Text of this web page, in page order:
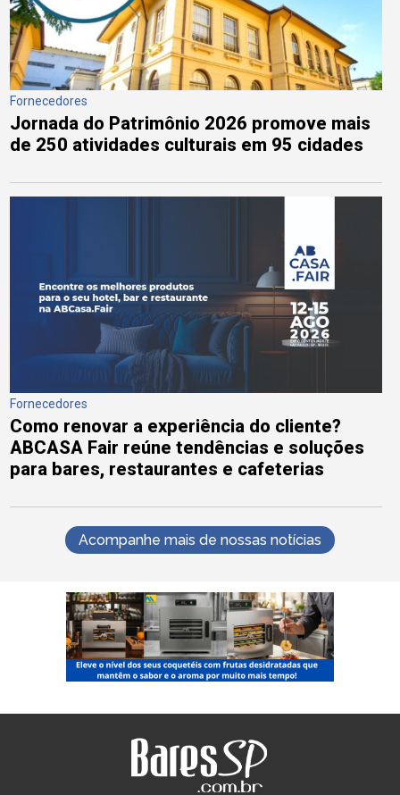
Fornecedores
Jornada do Patrimônio 2026 promove mais
de 250 atividades culturais em 95 cidades
Fornecedores
Como renovar a experiência do cliente?
ABCASA Fair reúne tendências e soluções
para bares, restaurantes e cafeterias
Acompanhe mais de nossas notícias